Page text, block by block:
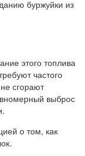
буржуйки из
этого топлива
частого
сгорают
выброс
о том, как